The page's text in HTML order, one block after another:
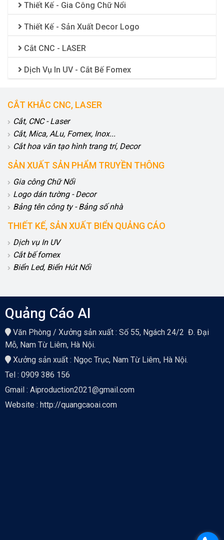
Thiết Kế - Gia Công Chữ Nổi
Thiết Kế - Sản Xuất Decor Logo
Cắt CNC - LASER
Dịch Vụ In UV - Cắt Bế Fomex
CẮT KHẮC CNC, LASER
Cắt, CNC - Laser
Cắt, Mica, ALu, Fomex, Inox...
Cắt hoa văn tạo hình trang trí, Decor
SẢN XUẤT SẢN PHẨM TRUYỀN THÔNG
Gia công Chữ Nổi
Logo dán tường - Decor
Bảng tên công ty - Bảng số nhà
THIẾT KẾ, SẢN XUẤT BIỂN QUẢNG CÁO
Dịch vụ In UV
Cắt bế fomex
Biển Led, Biển Hút Nổi
Quảng Cáo AI
Văn Phòng / Xưởng sản xuất : Số 55, Ngách 24/2 Đ. Đại
Mỗ, Nam Từ Liêm, Hà Nội.
Xưởng sản xuất : Ngọc Trục, Nam Từ Liêm, Hà Nội.
Tel : 0909 386 156
Gmail : Aiproduction2021@gmail.com
Website : http://quangcaoai.com